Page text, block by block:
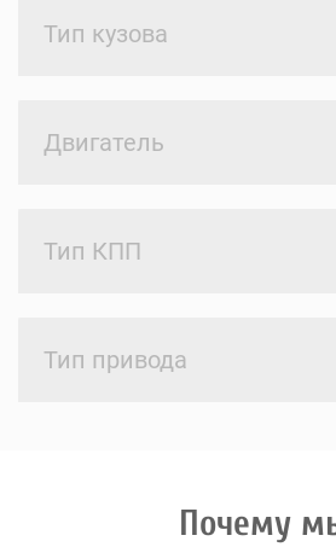
Тип кузова
Двигатель
Тип КПП
Тип привода
Почему